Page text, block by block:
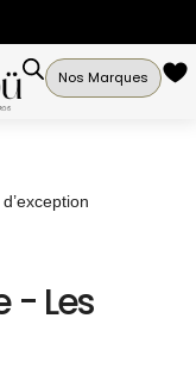
Nos Marques
- Les